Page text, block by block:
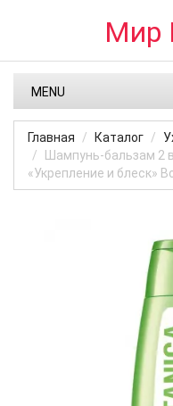
Мир
MENU
Главная Каталог
Шампунь-бальзам 2
«Укрепление и блеск»